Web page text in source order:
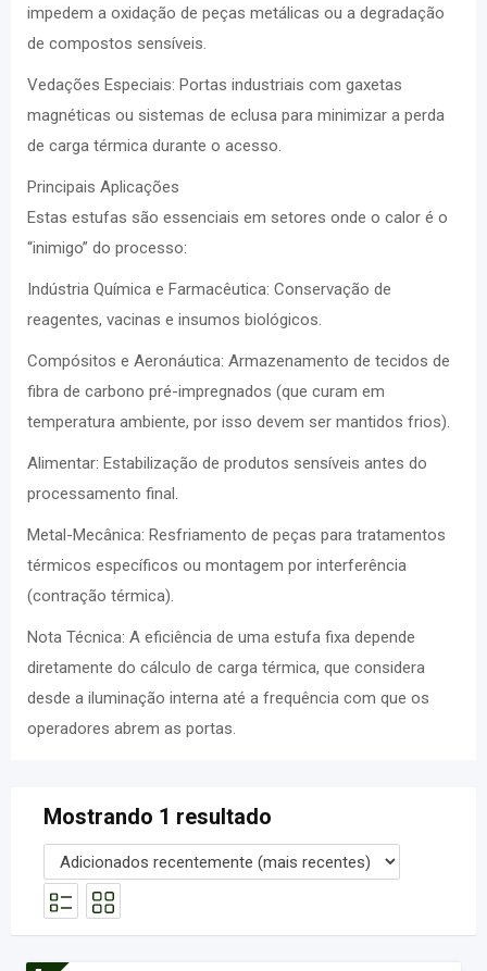
impedem a oxidação de peças metálicas ou a degradação
de compostos sensíveis.
Vedações Especiais: Portas industriais com gaxetas
magnéticas ou sistemas de eclusa para minimizar a perda
de carga térmica durante o acesso.
Principais Aplicações
Estas estufas são essenciais em setores onde o calor é o
“inimigo” do processo:
Indústria Química e Farmacêutica: Conservação de
reagentes, vacinas e insumos biológicos.
Compósitos e Aeronáutica: Armazenamento de tecidos de
fibra de carbono pré-impregnados (que curam em
temperatura ambiente, por isso devem ser mantidos frios).
Alimentar: Estabilização de produtos sensíveis antes do
processamento final.
Metal-Mecânica: Resfriamento de peças para tratamentos
térmicos específicos ou montagem por interferência
(contração térmica).
Nota Técnica: A eficiência de uma estufa fixa depende
diretamente do cálculo de carga térmica, que considera
desde a iluminação interna até a frequência com que os
operadores abrem as portas.
Mostrando 1 resultado